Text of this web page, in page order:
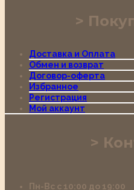
Доставка и Оплата
Обмен и возврат
Договор-оферта
Избранное
Регистрация
Мой аккаунт
Пн-Вс с 10:00 до 19:00